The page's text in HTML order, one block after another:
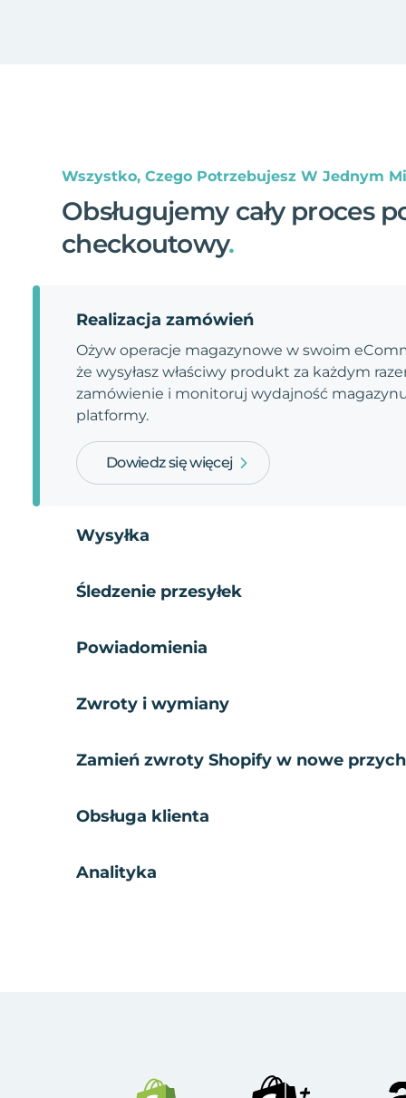
Wszystko, Czego Potrzebujesz W Jednym
Obsługujemy cały proces
checkoutowy.
Realizacja zamówień
Ożyw operacje magazynowe w swoim
że wysyłasz właściwy produkt za każdym
zamówienie i monitoruj wydajność
platformy.
Dowiedz się więcej
Wysyłka
Śledzenie przesyłek
Powiadomienia
Zwroty i wymiany
Zamień zwroty Shopify w nowe
Obsługa klienta
Analityka